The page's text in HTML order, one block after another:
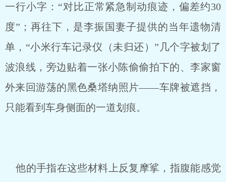
一行小字：“对比正常紧急制动痕迹，偏差约30
度”；再往下，是李振国妻子提供的当年遗物清
单，“小米行车记录仪（未归还）”几个字被划了
波浪线，旁边贴着一张小陈偷偷拍下的、李家窗
外来回游荡的黑色桑塔纳照片——车牌被遮挡，
只能看到车身侧面的一道划痕。
他的手指在这些材料上反复摩挲，指腹能感觉